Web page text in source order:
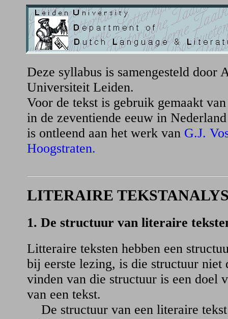
Deze syllabus is samengesteld door
Universiteit Leiden.
Voor de tekst is gebruik gemaakt
in de zeventiende eeuw in
is ontleend aan het werk van G.J.
Hoogstraten.
LITERAIRE
1. De structuur van literaire
Litteraire teksten hebben een
bij eerste lezing, is die structuur
vinden van die structuur is een doel
van een tekst.
De structuur van een literaire